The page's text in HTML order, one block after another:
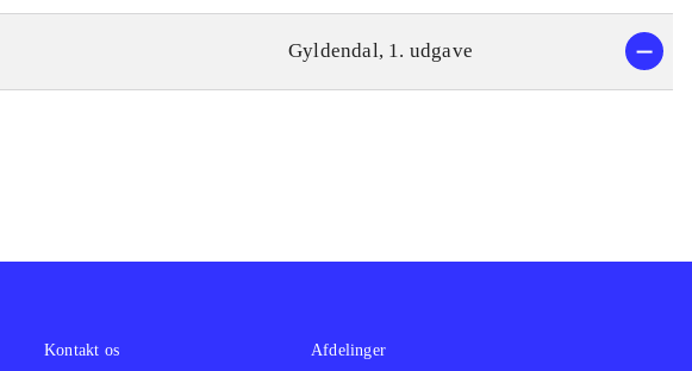
Gyldendal, 1. udgave
Kontakt os Afdelinger